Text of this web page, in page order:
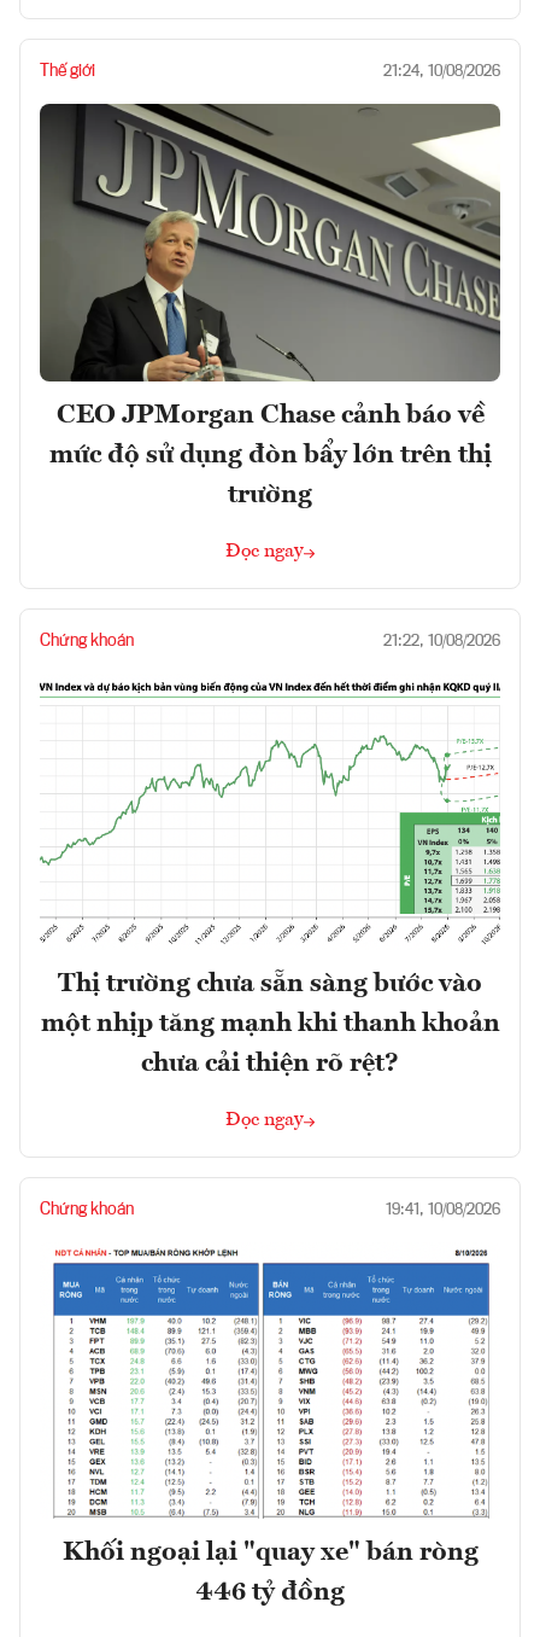
Thế giới 21:24, 10/08/2026
CEO JPMorgan Chase cảnh báo về
mức độ sử dụng đòn bẩy lớn trên thị
trường
Đọc ngay
Chứng khoán 21:22, 10/08/2026
Thị trường chưa sẵn sàng bước vào
một nhịp tăng mạnh khi thanh khoản
chưa cải thiện rõ rệt?
Đọc ngay
Chứng khoán 19:41, 10/08/2026
Khối ngoại lại "quay xe" bán ròng
446 tỷ đồng